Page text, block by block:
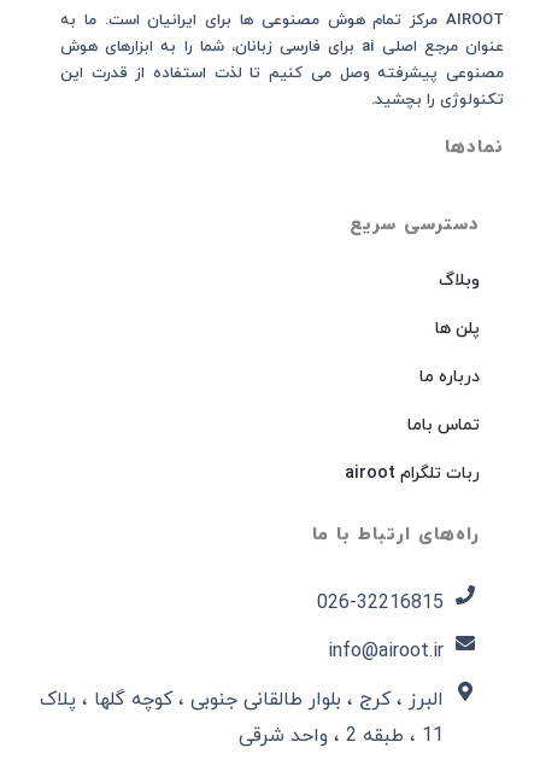
دسترسی سریع
وبلاگ
پلن ها
درباره ما
تماس باما
ربات تلگرام airoot
راه‌های ارتباط با ما
026-32216815​
info@airoot.ir
البرز ، کرج ، بلوار طالقانی جنوبی ، کوچه گلها ، پلاک
11 ، طبقه 2 ، واحد شرقی
AIROOT مرکز تمام هوش مصنوعی‌‌‌ ها برای ایرانیان است. ما به
عنوان مرجع اصلی ai برای فارسی زبانان، شما را به ابزارهای هوش
مصنوعی پیشرفته وصل می کنیم تا لذت استفاده از قدرت این
تکنولوژی را بچشید.
نمادها